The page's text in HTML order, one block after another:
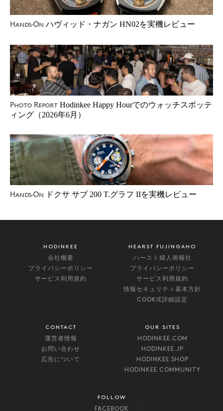
Hands-On ハヴィッド・ナガン HN02を実機レビュー
Photo Report Hodinkee Happy Hourでのウォッチスポッテ
ィング（2026年6月）
Hands-On ドクサ サブ 200 T.グラフ IIを実機レビュー
HODINKEE
会社概要
プライバシーポリシー
サービス利用規約
HEARST FUJINGAHO
ハースト婦人画報社
プライバシーポリシー
サービス利用規約
情報セキュリティ基本方針
COOKIE詳細設定
CONTACT
運営者情報
お問い合わせ
広告について
OUR SITES
HODINKEE.COM
HODINKEE.JP
HODINKEE SHOP
HODINKEE COMMUNITY
FOLLOW
FACEBOOK